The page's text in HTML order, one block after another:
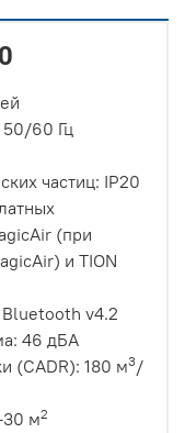
50/60 Гц
частиц: IP20
(при
и TION
Bluetooth v4.2
46 дБА
(CADR): 180 м3/
30 м2